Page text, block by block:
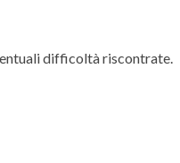
difficoltà riscontrate.